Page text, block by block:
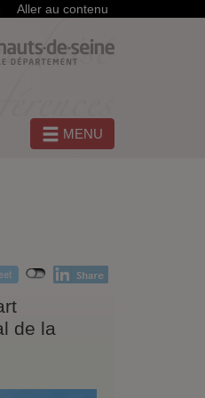
Aller au contenu
MENU
de la